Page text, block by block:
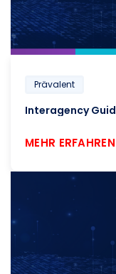
Prävalent
MEHR ERFAHREN